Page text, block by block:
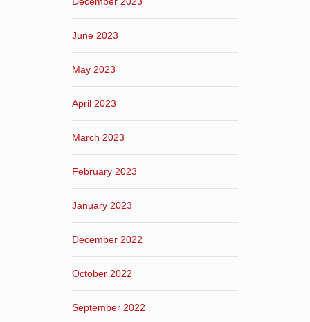
June 2023
May 2023
April 2023
March 2023
February 2023
January 2023
December 2022
October 2022
September 2022